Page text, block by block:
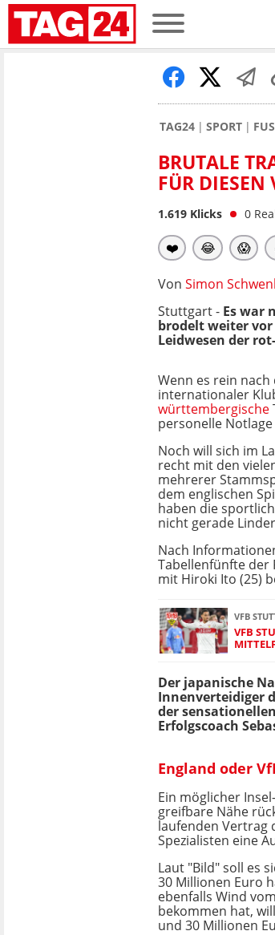
TAG24 SPORT
BRUTALE
FÜR DIESEN
1.619 Klicks 0
❤️ 😂 😱
Von Simon
Stuttgart - Es war
brodelt weiter vor
Leidwesen der
Wenn es rein
internationaler
württembergische
personelle
Noch will sich im
recht mit den
mehrerer
dem englischen
haben die
nicht gerade
Nach
Tabellenfünfte der
mit Hiroki Ito (25)
VFB
VFB
Der japanische
Innenverteidiger
der
Erfolgscoach
England oder
Ein möglicher
greifbare Nähe
laufenden Vertrag
Spezialisten eine
Laut "Bild" soll es
30 Millionen Euro
ebenfalls Wind
bekommen hat,
und 30 Millionen